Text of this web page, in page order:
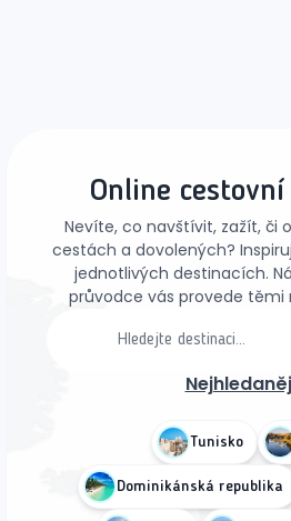
Online
Nevíte, co navštívit, zažít, či
cestách a dovolených?
jednotlivých destinacích.
průvodce vás provede těmi
Tunisko
Dominikánská republika